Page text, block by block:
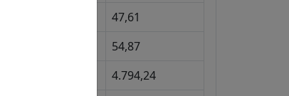
47,61
54,87
4.794,24